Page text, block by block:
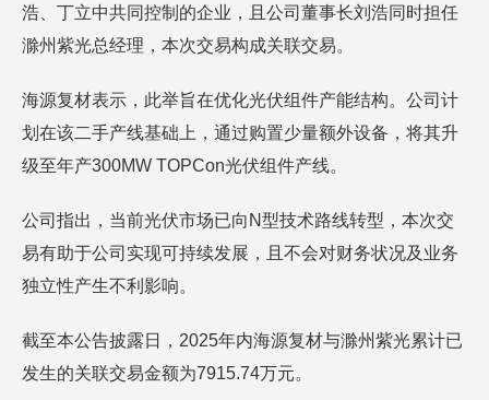
浩、丁立中共同控制的企业，且公司董事长刘浩同时担任
滁州紫光总经理，本次交易构成关联交易。
海源复材表示，此举旨在优化光伏组件产能结构。公司计
划在该二手产线基础上，通过购置少量额外设备，将其升
级至年产300MW TOPCon光伏组件产线。
公司指出，当前光伏市场已向N型技术路线转型，本次交
易有助于公司实现可持续发展，且不会对财务状况及业务
独立性产生不利影响。
截至本公告披露日，2025年内海源复材与滁州紫光累计已
发生的关联交易金额为7915.74万元。